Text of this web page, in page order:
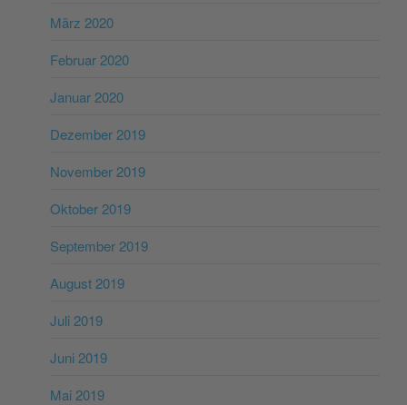
März 2020
Februar 2020
Januar 2020
Dezember 2019
November 2019
Oktober 2019
September 2019
August 2019
Juli 2019
Juni 2019
Mai 2019